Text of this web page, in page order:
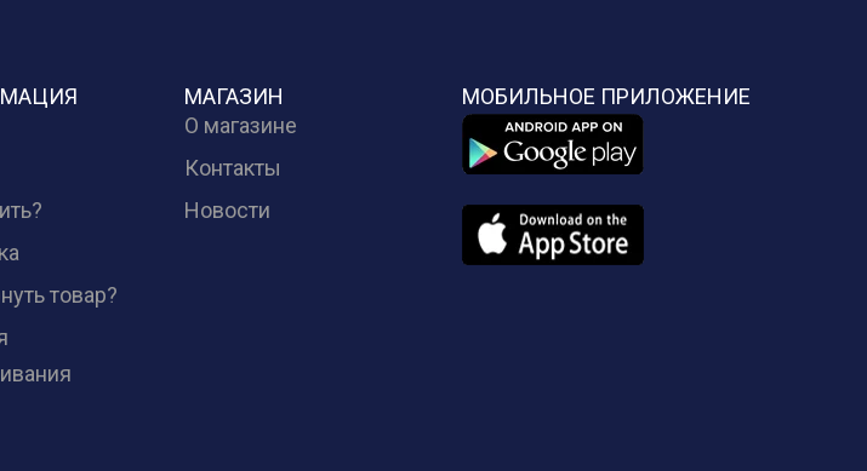
товар?
МАГАЗИН
О магазине
Контакты
Новости
МОБИЛЬНОЕ ПРИЛОЖЕНИЕ